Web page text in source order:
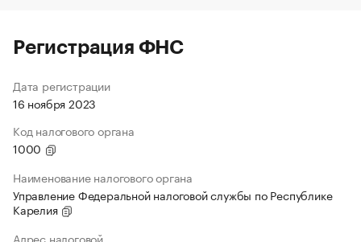
Регистрация ФНС
Дата регистрации
16 ноября 2023
Код налогового органа
1000
Наименование налогового органа
Управление Федеральной налоговой службы по Республике
Карелия
Адрес налоговой